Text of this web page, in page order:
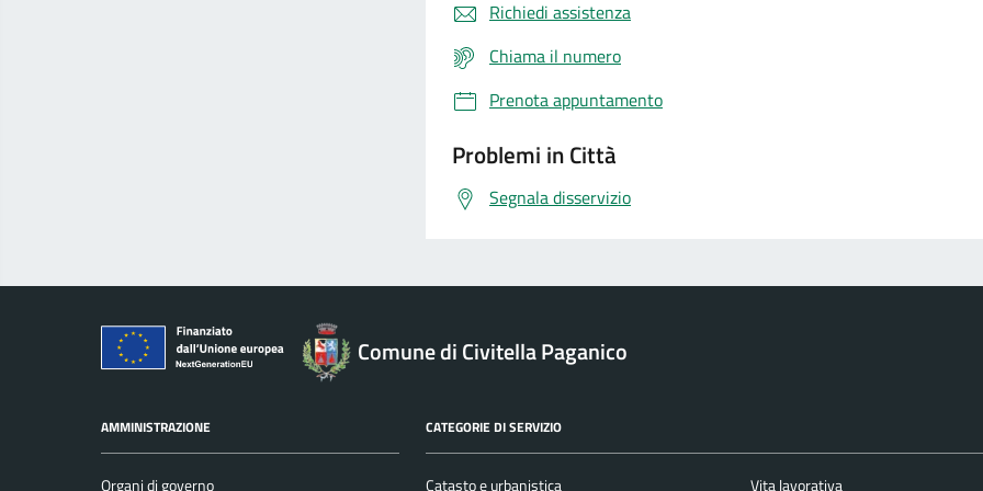
Richiedi assistenza
Chiama il numero
Prenota appuntamento
Problemi in Città
Segnala disservizio
Comune di Civitella Paganico
AMMINISTRAZIONE
Organi di governo
CATEGORIE DI SERVIZIO
Catasto e urbanistica Vita lavorativa